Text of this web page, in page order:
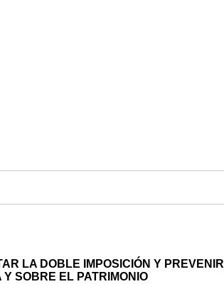
LA DOBLE IMPOSICIÓN Y PREVENIR
SOBRE EL PATRIMONIO